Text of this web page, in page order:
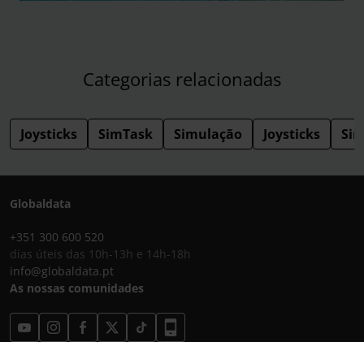
Categorias relacionadas
Joysticks SimTask Simulação Joysticks
Globaldata
+351 300 600 520
dias úteis das 10h-13h e 14h-18h
info@globaldata.pt
As nossas comunidades